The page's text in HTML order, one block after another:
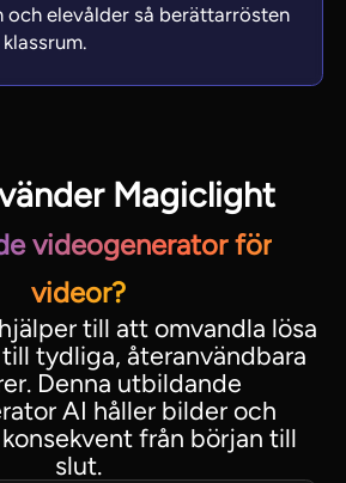
och elevålder så berättarrösten
Magiclight
videogenerator för
videor?
till att omvandla lösa
tydliga, återanvändbara
Denna utbildande
AI håller bilder och
från början till
slut.